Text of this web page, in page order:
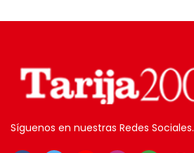
Síguenos en nuestras Redes Sociales.